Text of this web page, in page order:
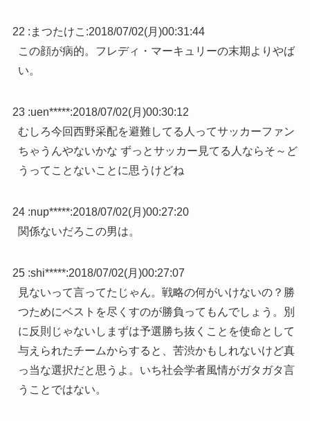
22 : まつたけこ :2018/07/02(月)00:31:44
この顔が病的。フレディ・マーキュリーの末期よりやば
い。
23 :uen*****:2018/07/02(月)00:30:12
むしろ今回西野采配を避難してる人ってサッカーファン
ちゃうんやないかな ずっとサッカー見てる人ならそ～ど
うってことないことに思うけどね
24 :nup*****:2018/07/02(月)00:27:20
関係ないだろこの男は。
25 :shi*****:2018/07/02(月)00:27:07
見ないって言ってたじゃん。戦略の何がいけないの？勝
つためにベストを尽くすのが勝負ってもんでしょう。別
に反則じゃないしまずは予選勝ち抜くことを使命として
与えられたチームからすると、苦渋かもしれないけど真
っ当な選択だと思うよ。いち社会学者風情がガタガタ言
うことではない。